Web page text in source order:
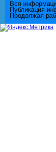
Вся
Публикация
Продолжая